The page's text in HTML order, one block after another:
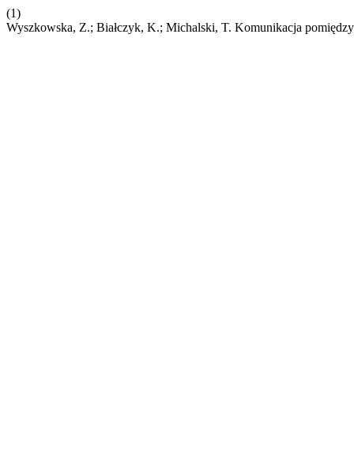
(1)
Wyszkowska, Z.; Białczyk, K.; Michalski, T. Komunikacja